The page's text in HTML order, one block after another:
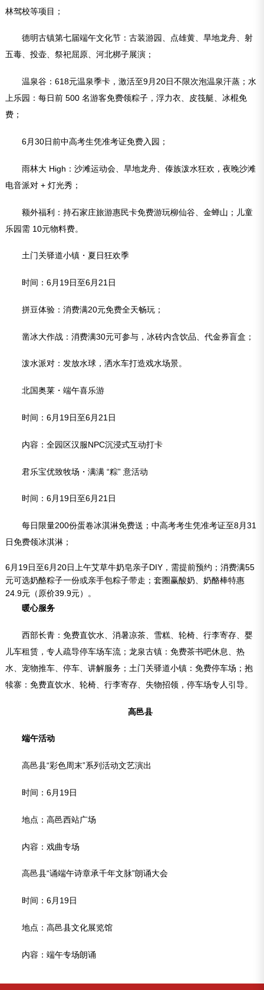
林驾校等项目；
德明古镇第七届端午文化节：古装游园、点雄黄、旱地龙舟、射
五毒、投壶、祭祀屈原、河北梆子展演；
温泉谷：618元温泉季卡，激活至9月20日不限次泡温泉汗蒸；水
上乐园：每日前 500 名游客免费领粽子，浮力衣、皮筏艇、冰棍免
费；
6月30日前中高考生凭准考证免费入园；
雨林大 High：沙滩运动会、旱地龙舟、傣族泼水狂欢，夜晚沙滩
电音派对 + 灯光秀；
额外福利：持石家庄旅游惠民卡免费游玩柳仙谷、金蝉山；儿童
乐园需 10元物料费。
土门关驿道小镇・夏日狂欢季
时间：6月19日至6月21日
拼豆体验：消费满20元免费全天畅玩；
凿冰大作战：消费满30元可参与，冰砖内含饮品、代金券盲盒；
泼水派对：发放水球，洒水车打造戏水场景。
北国奥莱・端午喜乐游
时间：6月19日至6月21日
内容：全园区汉服NPC沉浸式互动打卡
君乐宝优致牧场・满满 “粽” 意活动
时间：6月19日至6月21日
每日限量200份蛋卷冰淇淋免费送；中高考考生凭准考证至8月31
日免费领冰淇淋；
6月19日至6月20日上午艾草牛奶皂亲子DIY，需提前预约；消费满55
元可选奶酪粽子一份或亲手包粽子带走；套圈赢酸奶、奶酪棒特惠
24.9元（原价39.9元）。
暖心服务
西部长青：免费直饮水、消暑凉茶、雪糕、轮椅、行李寄存、婴
儿车租赁，专人疏导停车场车流；龙泉古镇：免费茶书吧休息、热
水、宠物推车、停车、讲解服务；土门关驿道小镇：免费停车场；抱
犊寨：免费直饮水、轮椅、行李寄存、失物招领，停车场专人引导。
高邑县
端午活动
高邑县“彩色周末”系列活动文艺演出
时间：6月19日
地点：高邑西站广场
内容：戏曲专场
高邑县“诵端午诗章承千年文脉”朗诵大会
时间：6月19日
地点：高邑县文化展览馆
内容：端午专场朗诵